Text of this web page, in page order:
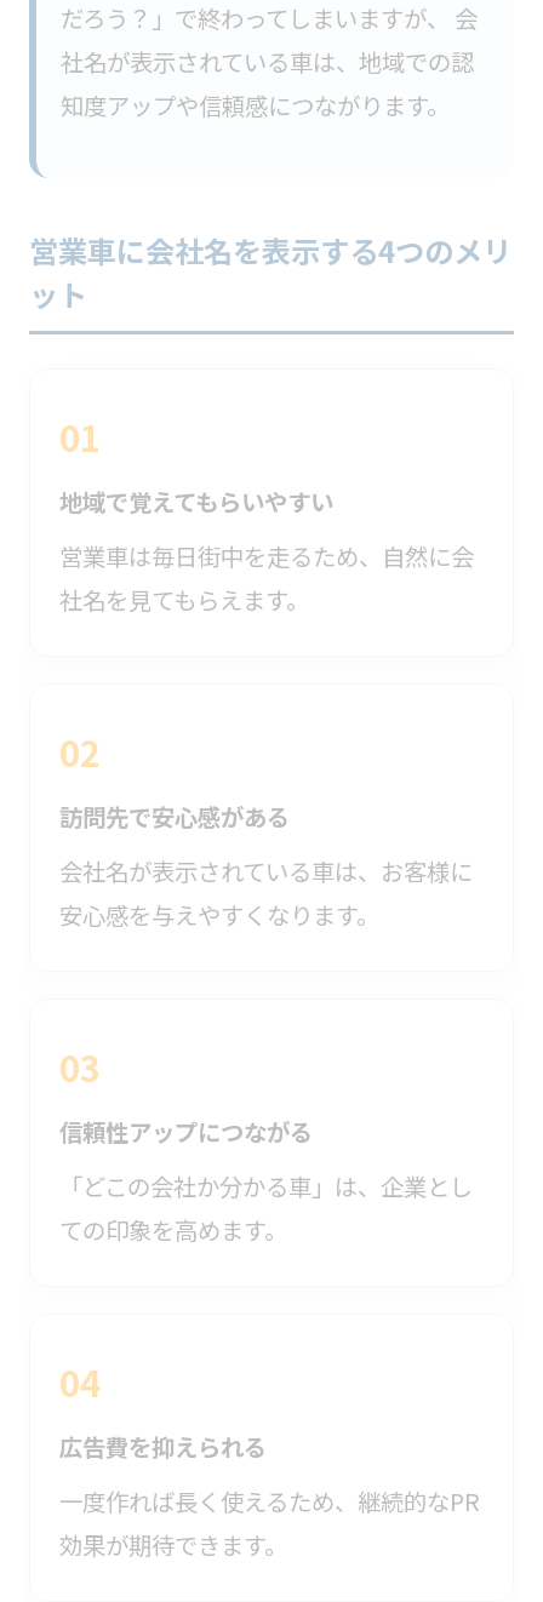
だろう？」で終わってしまいますが、 会
社名が表示されている車は、地域での認
知度アップや信頼感につながります。
営業車に会社名を表示する4つのメリ
ット
01
地域で覚えてもらいやすい
営業車は毎日街中を走るため、自然に会
社名を見てもらえます。
02
訪問先で安心感がある
会社名が表示されている車は、お客様に
安心感を与えやすくなります。
03
信頼性アップにつながる
「どこの会社か分かる車」は、企業とし
ての印象を高めます。
04
広告費を抑えられる
一度作れば長く使えるため、継続的なPR
効果が期待できます。